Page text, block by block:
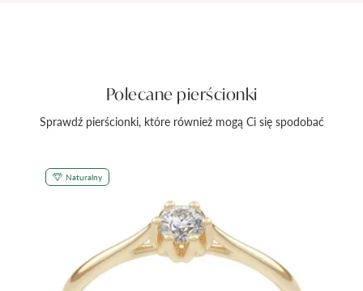
Polecane pierścionki
Sprawdź pierścionki, które również mogą Ci się spodobać
Naturalny